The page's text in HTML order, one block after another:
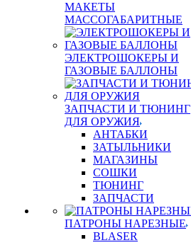
МАКЕТЫ
МАССОГАБАРИТНЫЕ
ЭЛЕКТРОШОКЕРЫ И
ГАЗОВЫЕ БАЛЛОНЫ
ЗАПЧАСТИ И ТЮНИНГ
ДЛЯ ОРУЖИЯ
АНТАБКИ
ЗАТЫЛЬНИКИ
МАГАЗИНЫ
СОШКИ
ТЮНИНГ
ЗАПЧАСТИ
ПАТРОНЫ НАРЕЗНЫЕ
BLASER